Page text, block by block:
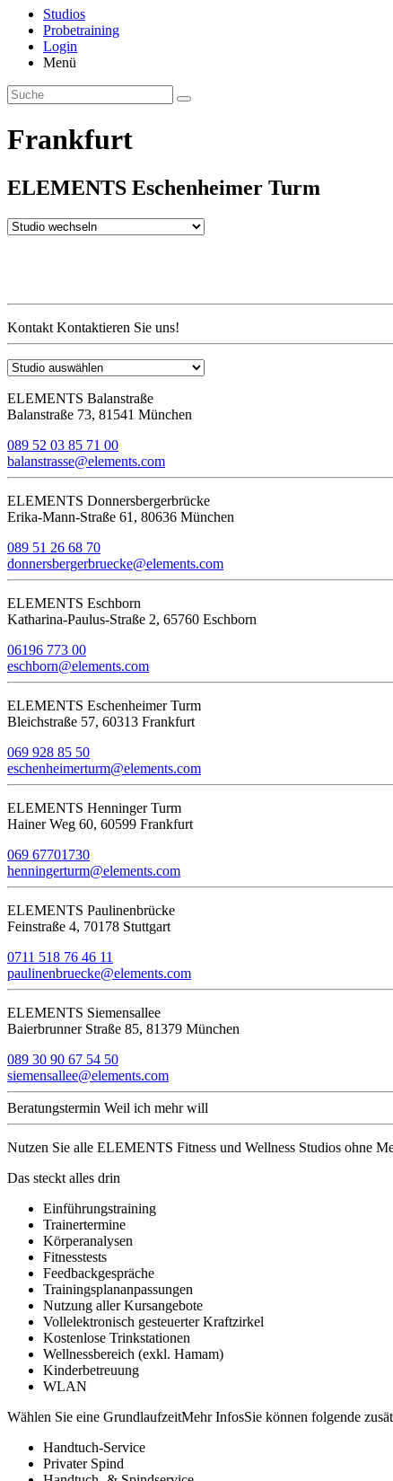
Studios
Probe­training
Login
Menü
Frankfurt
ELEMENTS Eschen­heimer Turm
Kontakt Kontaktieren Sie uns!
ELEMENTS Balanstraße
Balanstraße 73, 81541 München
089 52 03 85 71 00
balanstrasse@elements.com
ELEMENTS Donnersbergerbrücke
Erika-Mann-Straße 61, 80636 München
089 51 26 68 70
donnersbergerbruecke@elements.com
ELEMENTS Eschborn
Katharina-Paulus-Straße 2, 65760 Eschborn
06196 773 00
eschborn@elements.com
ELEMENTS Eschenheimer Turm
Bleichstraße 57, 60313 Frankfurt
069 928 85 50
eschenheimerturm@elements.com
ELEMENTS Henninger Turm
Hainer Weg 60, 60599 Frankfurt
069 67701730
henningerturm@elements.com
ELEMENTS Paulinenbrücke
Feinstraße 4, 70178 Stuttgart
0711 518 76 46 11
paulinenbruecke@elements.com
ELEMENTS Siemensallee
Baierbrunner Straße 85, 81379 München
089 30 90 67 54 50
siemensallee@elements.com
Beratungstermin Weil ich mehr will
Nutzen Sie alle ELEMENTS Fitness und Wellness Studios ohne
Das steckt alles drin
Einführungstraining
Trainertermine
Körperanalysen
Fitnesstests
Feedbackgespräche
Trainingsplananpassungen
Nutzung aller Kursangebote
Vollelektronisch gesteuerter Kraftzirkel
Kostenlose Trinkstationen
Wellnessbereich (exkl. Hamam)
Kinderbetreuung
WLAN
Wählen Sie eine GrundlaufzeitMehr InfosSie können folgende
Handtuch-Service
Privater Spind